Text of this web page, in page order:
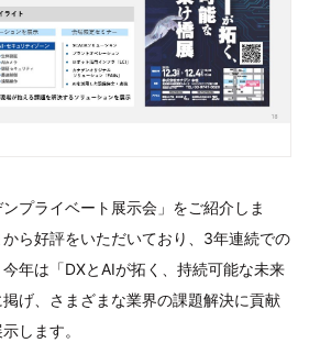
プライベート展示会」をご紹介しま
ら好評をいただいており、3年連続での
年は「DXとAIが拓く、持続可能な未来
げ、さまざまな業界の課題解決に貢献
します。